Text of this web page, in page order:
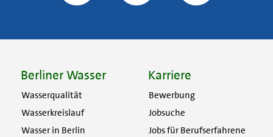
Berliner Wasser
Wasserqualität
Wasserkreislauf
Wasser in Berlin
Karriere
Bewerbung
Jobsuche
Jobs für Berufserfahrene